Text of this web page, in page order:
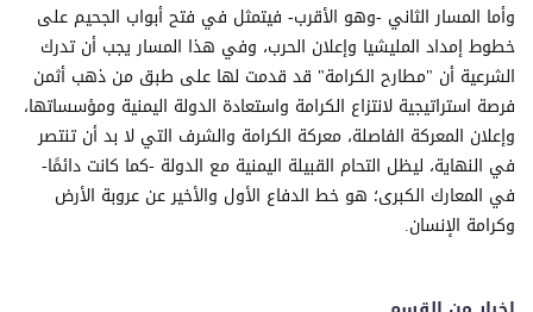
وأما المسار الثاني -وهو الأقرب- فيتمثل في فتح أبواب الجحيم على
خطوط إمداد المليشيا وإعلان الحرب، وفي هذا المسار يجب أن تدرك
الشرعية أن "مطارح الكرامة" قد قدمت لها على طبق من ذهب أثمن
فرصة استراتيجية لانتزاع الكرامة واستعادة الدولة اليمنية ومؤسساتها،
وإعلان المعركة الفاصلة، معركة الكرامة والشرف التي لا بد أن تنتصر
في النهاية، ليظل التحام القبيلة اليمنية مع الدولة -كما كانت دائمًا-
في المعارك الكبرى؛ هو خط الدفاع الأول والأخير عن عروبة الأرض
وكرامة الإنسان.